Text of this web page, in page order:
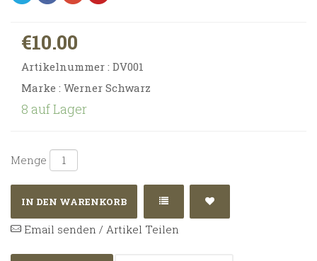
€10.00
Artikelnummer : DV001
Marke : Werner Schwarz
8 auf Lager
Menge
IN DEN WARENKORB
Email senden / Artikel Teilen